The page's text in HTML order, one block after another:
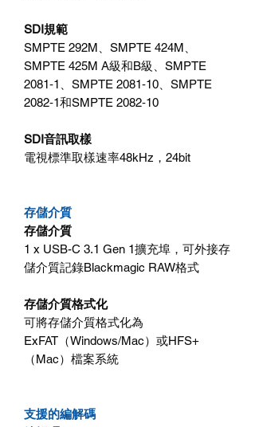
SDI規範
SMPTE 292M、SMPTE 424M、
SMPTE 425M A級和B級、SMPTE
2081‑1、SMPTE 2081‑10、SMPTE
2082‑1和SMPTE 2082‑10
SDI音訊取樣
電視標準取樣速率48kHz，24bit
存儲介質
存儲介質
1 x USB-C 3.1 Gen 1擴充埠，可外接存
儲介質記錄Blackmagic RAW格式
存儲介質格式化
可將存儲介質格式化為
ExFAT（Windows/Mac）或HFS+
（Mac）檔案系統
支援的編解碼